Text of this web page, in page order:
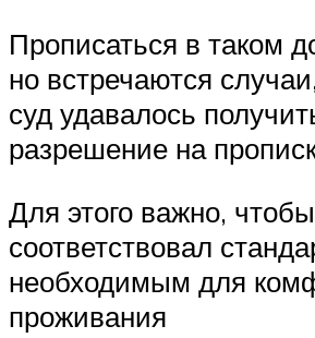
Прописаться в таком
но встречаются
суд удавалось
разрешение на
Для этого важно,
соответствовал
необходимым для
проживания